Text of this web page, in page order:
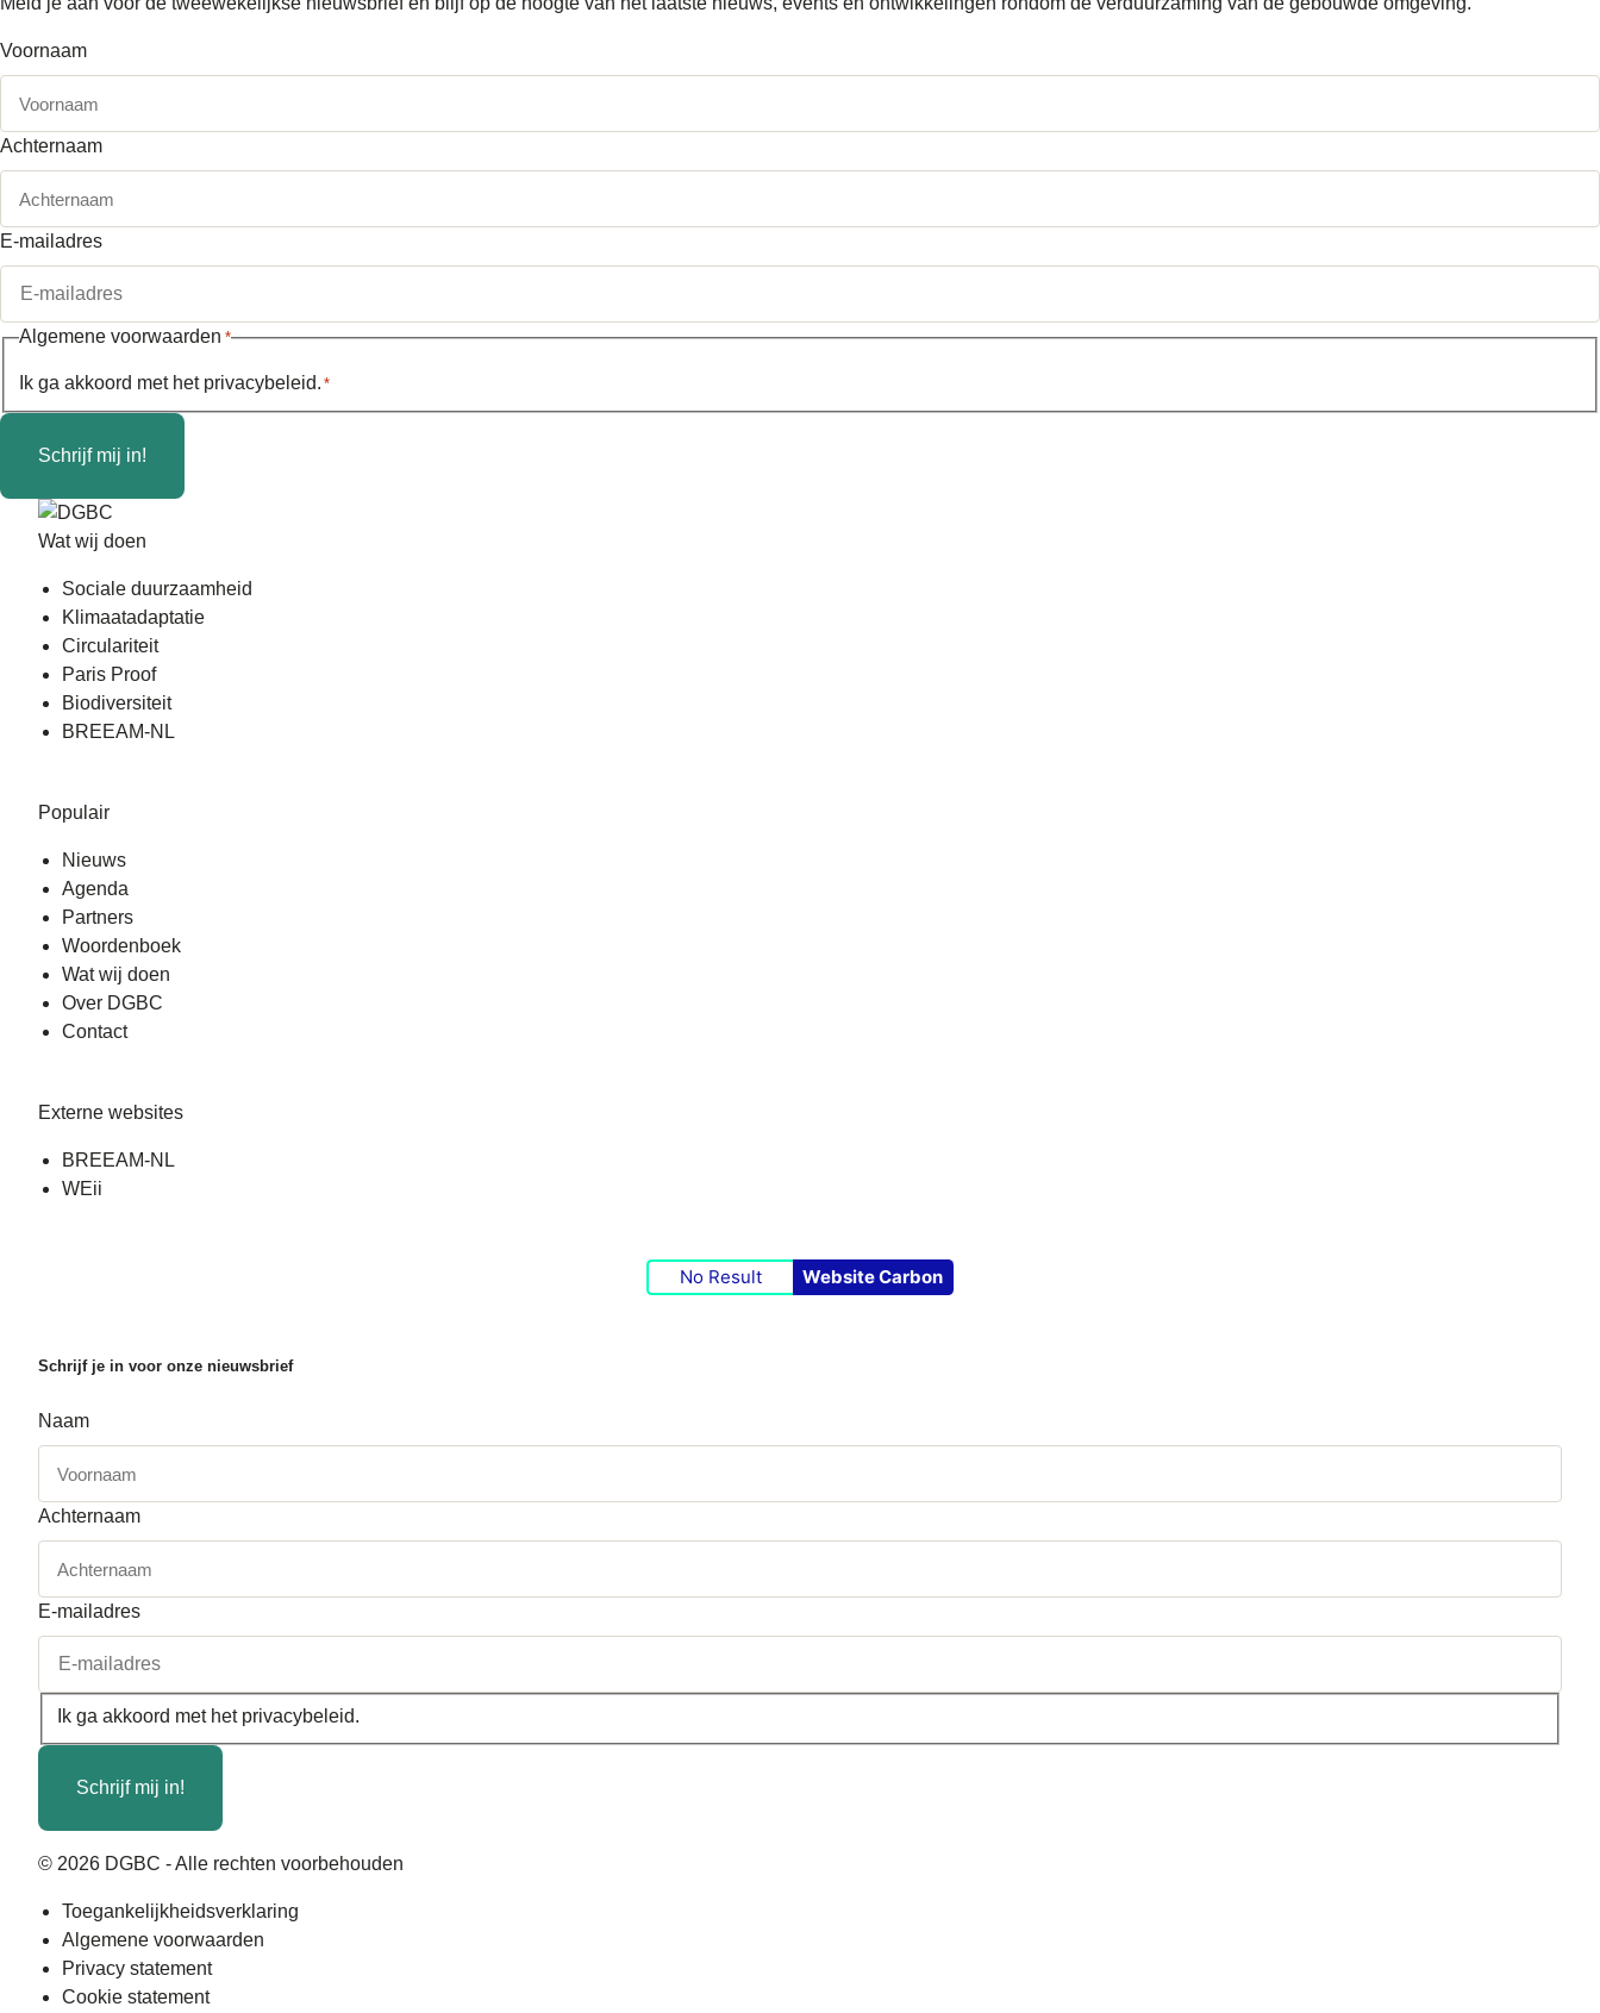
Voornaam
Achternaam
E-mailadres
Algemene voorwaarden *
Ik ga akkoord met het privacybeleid. *
Schrijf mij in!
Wat wij doen
Sociale duurzaamheid
Klimaatadaptatie
Circulariteit
Paris Proof
Biodiversiteit
BREEAM-NL
Populair
Nieuws
Agenda
Partners
Woordenboek
Wat wij doen
Over DGBC
Contact
Externe websites
BREEAM-NL
WEii
No Result Website Carbon
Schrijf je in voor onze nieuwsbrief
Naam
Achternaam
E-mailadres
*Ik ga akkoord met het privacybeleid.
Schrijf mij in!
© 2026 DGBC - Alle rechten voorbehouden
Toegankelijkheidsverklaring
Algemene voorwaarden
Privacy statement
Cookie statement